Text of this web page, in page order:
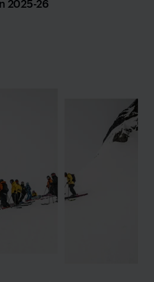
2025-26